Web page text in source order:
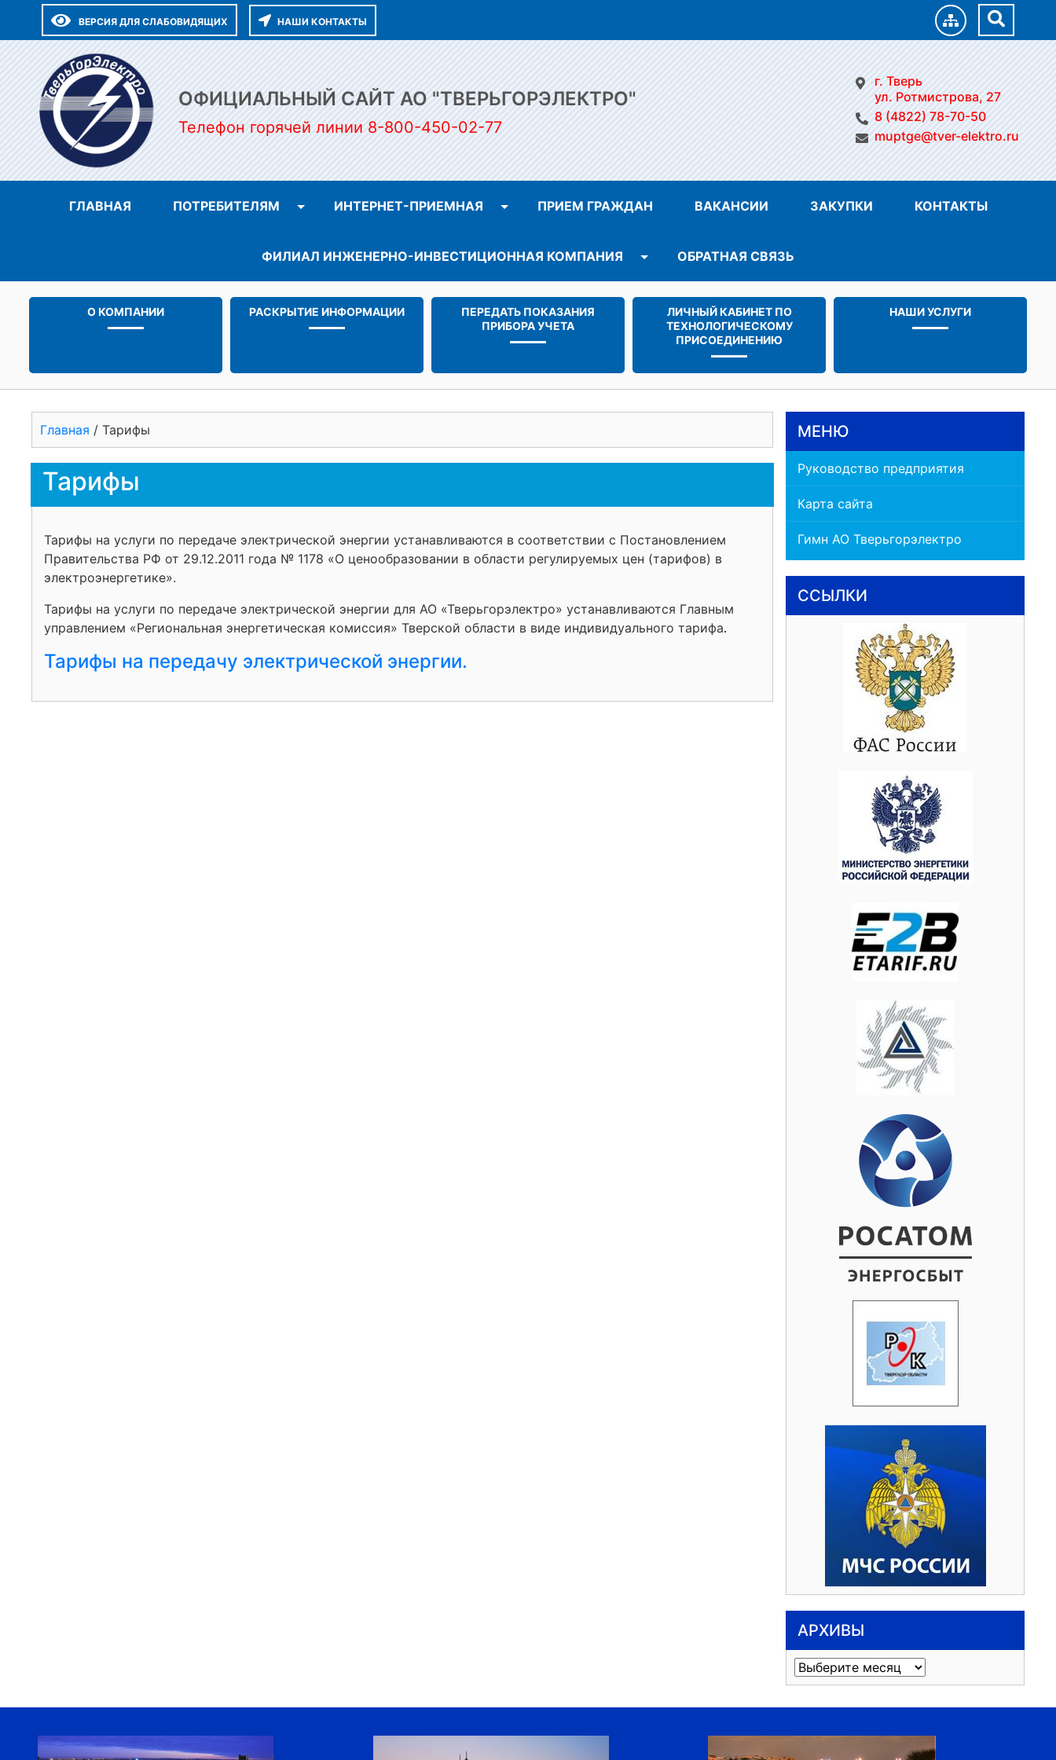
ВЕРСИЯ ДЛЯ СЛАБОВИДЯЩИХ НАШИ КОНТАКТЫ
ОФИЦИАЛЬНЫЙ САЙТ АО "ТВЕРЬГОРЭЛЕКТРО"
Телефон горячей линии 8-800-450-02-77
г. Тверь
ул. Ротмистрова, 27
8 (4822) 78-70-50
muptge@tver-elektro.ru
ГЛАВНАЯ ПОТРЕБИТЕЛЯМ ИНТЕРНЕТ-ПРИЕМНАЯ ПРИЕМ ГРАЖДАН ВАКАНСИИ ЗАКУПКИ КОНТАКТЫ
ФИЛИАЛ ИНЖЕНЕРНО-ИНВЕСТИЦИОННАЯ КОМПАНИЯ ОБРАТНАЯ СВЯЗЬ
О КОМПАНИИ РАСКРЫТИЕ ИНФОРМАЦИИ
ПЕРЕДАТЬ ПОКАЗАНИЯ
ПРИБОРА УЧЕТА
ЛИЧНЫЙ КАБИНЕТ ПО
ТЕХНОЛОГИЧЕСКОМУ
ПРИСОЕДИНЕНИЮ
НАШИ УСЛУГИ
Главная / Тарифы
Тарифы
Тарифы на услуги по передаче электрической энергии устанавливаются в соответствии с Постановлением
Правительства РФ от 29.12.2011 года № 1178 «О ценообразовании в области регулируемых цен (тарифов) в
электроэнергетике».
Тарифы на услуги по передаче электрической энергии для АО «Тверьгорэлектро» устанавливаются Главным
управлением «Региональная энергетическая комиссия» Тверской области в виде индивидуального тарифа.
Тарифы на передачу электрической энергии.
МЕНЮ
Руководство предприятия
Карта сайта
Гимн АО Тверьгорэлектро
ССЫЛКИ
АРХИВЫ
Архивы